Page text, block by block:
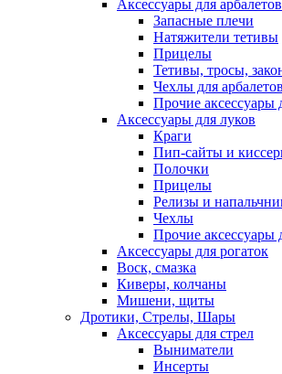
Аксессуары для арбалетов
Запасные плечи
Натяжители тетивы
Прицелы
Тетивы, тросы,
Чехлы для арбалетов
Прочие аксессуары
Аксессуары для луков
Краги
Пип-сайты и
Полочки
Прицелы
Релизы и
Чехлы
Прочие аксессуары
Аксессуары для рогаток
Воск, смазка
Киверы, колчаны
Мишени, щиты
Дротики, Стрелы, Шары
Аксессуары для стрел
Выниматели
Инсерты